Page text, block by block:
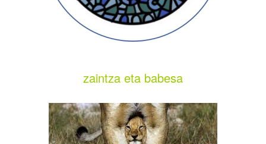
zaintza eta babesa